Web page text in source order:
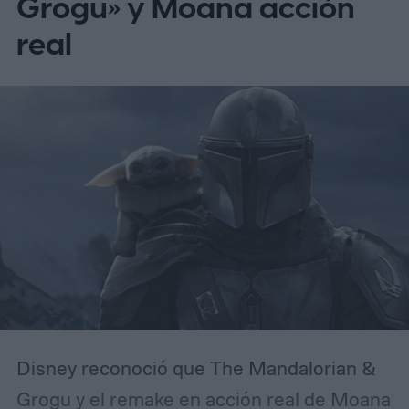
posproducción, con estreno confirmado
para el 30 de abril de 2027.
real
Disney reconoció que The Mandalorian &
Grogu y el remake en acción real de Moana